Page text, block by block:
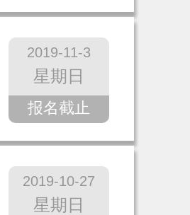
2019-11-3
星期日
报名截止
2019-10-27
星期日